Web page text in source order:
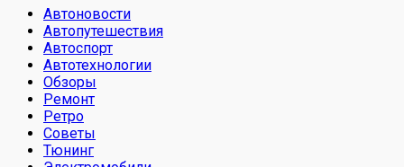
Автоновости
Автопутешествия
Автоспорт
Автотехнологии
Обзоры
Ремонт
Ретро
Советы
Тюнинг